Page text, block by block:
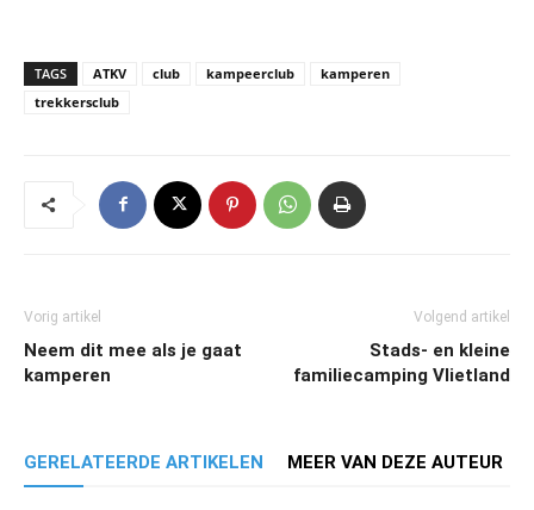
TAGS ATKV club kampeerclub
kamperen
trekkersclub
Vorig artikel
Neem dit mee als je gaat
kamperen
Volgend artikel
Stads- en kleine
familiecamping Vlietland
GERELATEERDE ARTIKELEN MEER VAN DEZE AUTEUR